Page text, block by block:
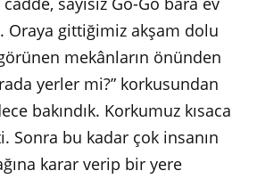
Oraya gittiğimiz akşam dolu
görünen mekânların önünden
yerler mi?” korkusundan
bakındık. Korkumuz kısaca
Sonra bu kadar çok insanın
karar verip bir yere